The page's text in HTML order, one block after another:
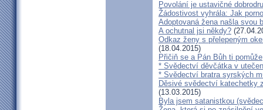
Povolání je ustavičné
Žádostivost vyhrála: Jak
Adoptovaná žena našla svou
A ochutnal jsi někdy?
Odkaz ženy s přelepeným
(18.04.2015)
Přičiň se a Pán Bůh ti pomůže
* Svědectví děvčátka v
* Svědectví bratra syrských
Děsivé svědectví katechetky
(13.03.2015)
Byla jsem satanistkou